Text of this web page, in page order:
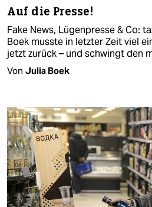
Auf die Presse!
Fake News, Lügenpresse & Co:
Boek musste in letzter Zeit viel
jetzt zurück – und schwingt den
Von Julia Boek